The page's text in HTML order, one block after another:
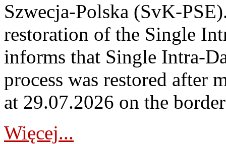
Szwecja-Polska (SvK-
restoration of the Single
informs that Single Intra-
process was restored after
at 29.07.2026 on the
Więcej...